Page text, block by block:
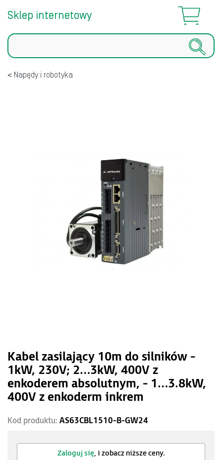
Sklep internetowy
Szukaj
Napędy i robotyka
Kabel zasilający 10m do silników -
1kW, 230V; 2…3kW, 400V z
enkoderem absolutnym, - 1…3.8kW,
400V z enkoderm inkrem
Kod produktu: AS63CBL1510-B-GW24
Zaloguj się, i zobacz niższe ceny.